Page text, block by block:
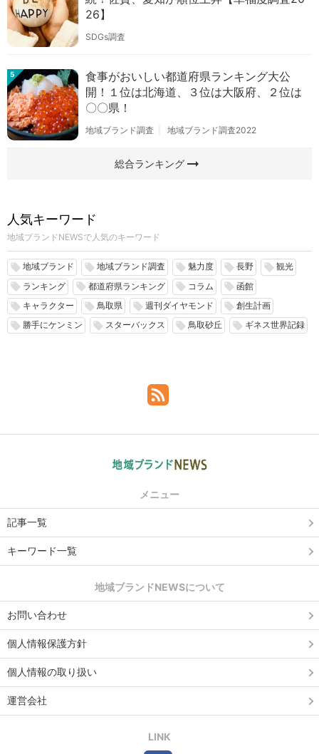
26】
SDGs調査
5
食事がおいしい都道府県ランキング大公
開！１位は北海道、３位は大阪府、２位は
〇〇県！
地域ブランド調査 地域ブランド調査2022
総合ランキングarrow_right_alt
人気キーワード
地域ブランドNEWSで人気のキーワード
local_offer 地域ブランド local_offer 地域ブランド調査 local_offer 魅力度 local_offer 長野 local_offer 観光
local_offer ランキング local_offer 都道府県ランキング local_offer コラム local_offer 函館
local_offer キャラクター local_offer 鳥取県 local_offer 週刊ダイヤモンド local_offer 創生計画
local_offer 勝手にケンミン local_offer スターバックス local_offer 鳥取砂丘 local_offer ギネス世界記録
メニュー
記事一覧
キーワード一覧
地域ブランドNEWSについて
お問い合わせ
個人情報保護方針
個人情報の取り扱い
運営会社
LINK